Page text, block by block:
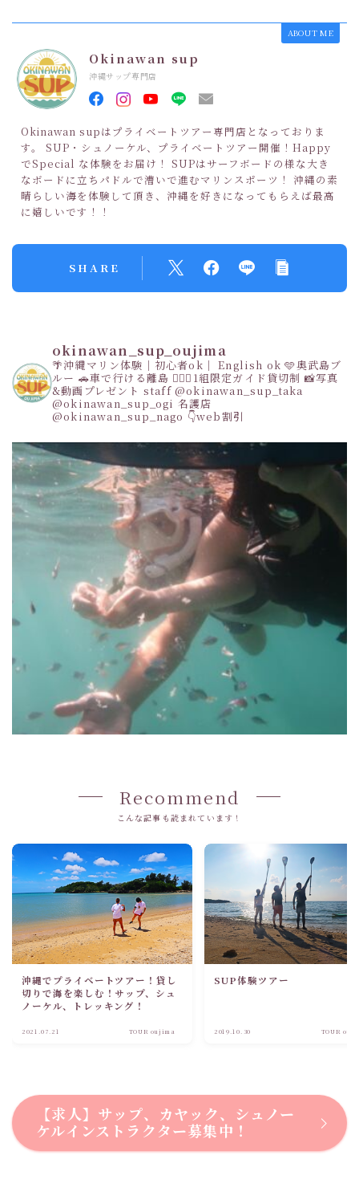
ABOUT ME
Okinawan sup
沖縄サップ専門店
Okinawan supはプライベートツアー専門店となっておりま
す。 SUP・シュノーケル、プライベートツアー開催！Happy
でSpecial な体験をお届け！ SUPはサーフボードの様な大き
なボードに立ちパドルで漕いで進むマリンスポーツ！ 沖縄の素
晴らしい海を体験して頂き、沖縄を好きになってもらえば最高
に嬉しいです！！
SHARE
okinawan_sup_oujima
🌴沖縄マリン体験｜初心者ok｜ English ok 🩵奥武島ブ
ルー 🚗車で行ける離島 👩‍❤️‍👩1組限定ガイド貸切制 📸写真
&動画プレゼント staff@okinawan_sup_taka
@okinawan_sup_ogi 名護店
@okinawan_sup_nago 👇web割引
Recommend
こんな記事も読まれています！
沖縄でプライベートツアー！貸し
切りで海を楽しむ！サップ、シュ
ノーケル、トレッキング！
2021.07.21 TOUR oujima
SUP体験ツアー
2019.10.30 TOUR
【求人】サップ、カヤック、シュノー
ケルインストラクター募集中！